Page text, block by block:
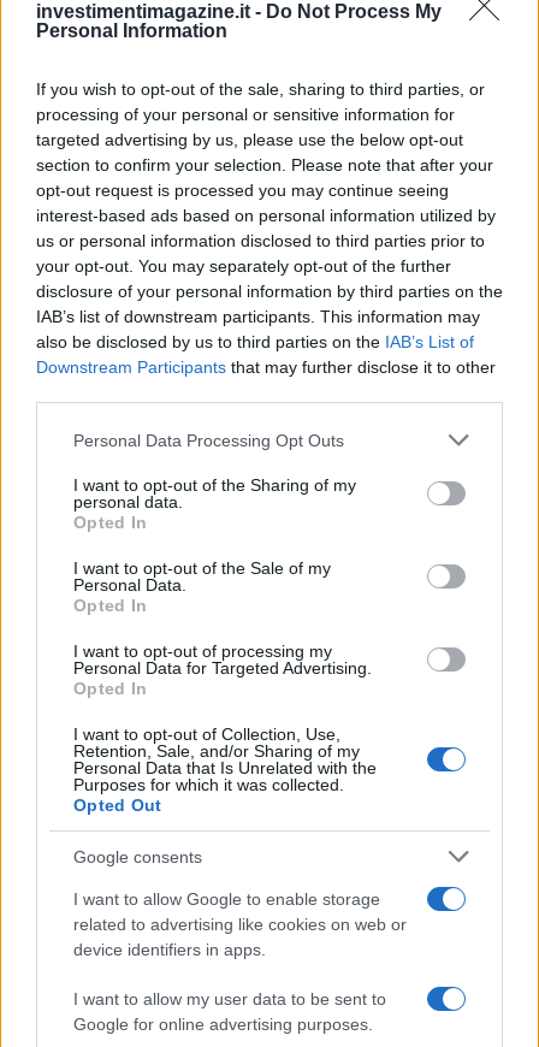
investimentimagazine.it - Do Not Process My
Personal Information
If you wish to opt-out of the sale, sharing to third parties, or
processing of your personal or sensitive information for
targeted advertising by us, please use the below opt-out
section to confirm your selection. Please note that after your
opt-out request is processed you may continue seeing
interest-based ads based on personal information utilized by
us or personal information disclosed to third parties prior to
your opt-out. You may separately opt-out of the further
disclosure of your personal information by third parties on the
IAB’s list of downstream participants. This information may
also be disclosed by us to third parties on the IAB’s List of
Downstream Participants that may further disclose it to other
Please note that this website/app uses one or more Google
not limited to your visit or usage behaviour. You may click to
grant or deny consent to Google and its third-party tags to
use your data for below specified purposes in below Google
consent section.
Personal Data Processing Opt Outs
I want to opt-out of the Sharing of my
personal data.
Opted In
I want to opt-out of the Sale of my
Personal Data.
Opted In
I want to opt-out of processing my
Personal Data for Targeted Advertising.
Opted In
I want to opt-out of Collection, Use,
Retention, Sale, and/or Sharing of my
Personal Data that Is Unrelated with the
Purposes for which it was collected.
Opted Out
Google consents
I want to allow Google to enable storage
related to advertising like cookies on web or
device identifiers in apps.
I want to allow my user data to be sent to
Google for online advertising purposes.
agosto 2026
Niccolò Conforti · 8 Ago 2026
CRIPTOVALUTE
ETF su Ethereum: afflussi in calo dopo il picco di luglio
Francesca Spadaro · 7 Ago 2026
CRIPTOVALUTE
Giuseppe Conte in commissione Covid: le rivelazioni su
mascherine e finanziamenti